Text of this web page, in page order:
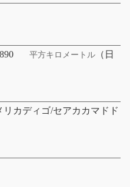
平方キロメートル （日
カディゴ/セアカカマドド